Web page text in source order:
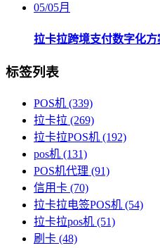
05/05月
拉卡拉跨境支付数字化
标签列表
POS机 (339)
拉卡拉 (269)
拉卡拉POS机 (192)
pos机 (131)
POS机代理 (91)
信用卡 (70)
拉卡拉电签POS机 (54)
拉卡拉pos机 (51)
刷卡 (48)